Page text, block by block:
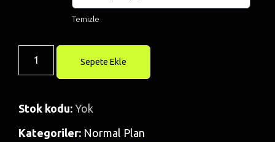
Temizle
Sepete Ekle
Stok kodu: Yok
Kategoriler: Normal Plan